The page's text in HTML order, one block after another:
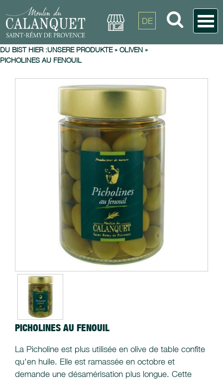
DE
DU BIST HIER :UNSERE PRODUKTE» OLIVEN »
PICHOLINES AU FENOUIL
PICHOLINES AU FENOUIL
La Picholine est plus utilisée en olive de table confite
qu'en huile. Elle est ramassée en octobre et
demande une désamérisation plus longue. Cette